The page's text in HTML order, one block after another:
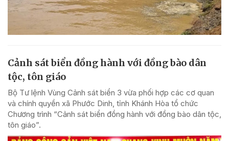
Cảnh sát biển đồng hành với đồng bào dân
tộc, tôn giáo
Bộ Tư lệnh Vùng Cảnh sát biển 3 vừa phối hợp các cơ quan
và chính quyền xã Phước Dinh, tỉnh Khánh Hòa tổ chức
Chương trình “Cảnh sát biển đồng hành với đồng bào dân tộc,
tôn giáo”.